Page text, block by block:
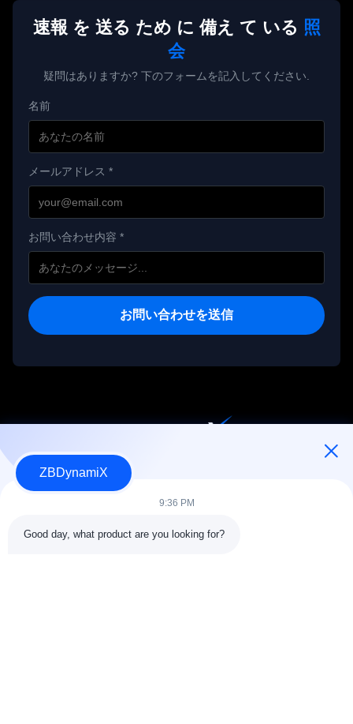
速報 を 送る ため に 備え て いる 照
会
疑問はありますか? 下のフォームを記入してください.
名前
メールアドレス *
お問い合わせ内容 *
お問い合わせを送信
人型ロボット用バッテリーパックおよびアクチュエータの設計・
ZBDynamiX
9:36 PM
Good day, what product are you looking for?